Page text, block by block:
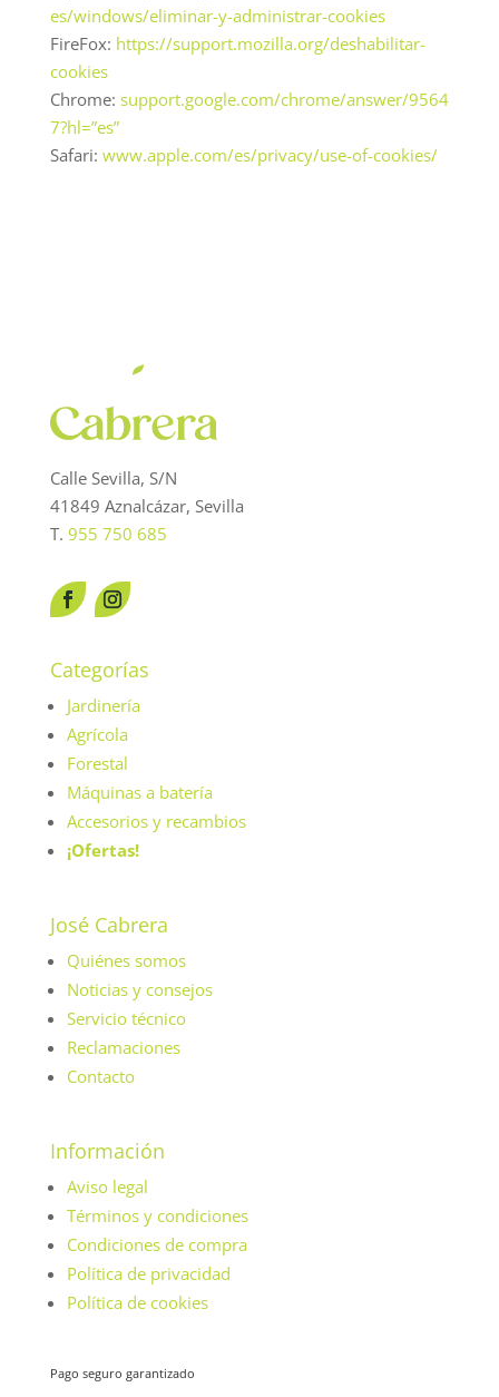
es/windows/eliminar-y-administrar-cookies
FireFox: https://support.mozilla.org/deshabilitar-
cookies
Chrome: support.google.com/chrome/answer/9564
7?hl=”es”
Safari: www.apple.com/es/privacy/use-of-cookies/
Calle Sevilla, S/N
41849 Aznalcázar, Sevilla
T. 955 750 685
Categorías
Jardinería
Agrícola
Forestal
Máquinas a batería
Accesorios y recambios
¡Ofertas!
José Cabrera
Quiénes somos
Noticias y consejos
Servicio técnico
Reclamaciones
Contacto
Información
Aviso legal
Términos y condiciones
Condiciones de compra
Política de privacidad
Política de cookies
Pago seguro garantizado